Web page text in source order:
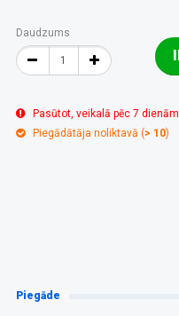
Daudzums
Pasūtot, veikalā pēc 7 dienām
Piegādātāja noliktavā (> 10)
Piegāde